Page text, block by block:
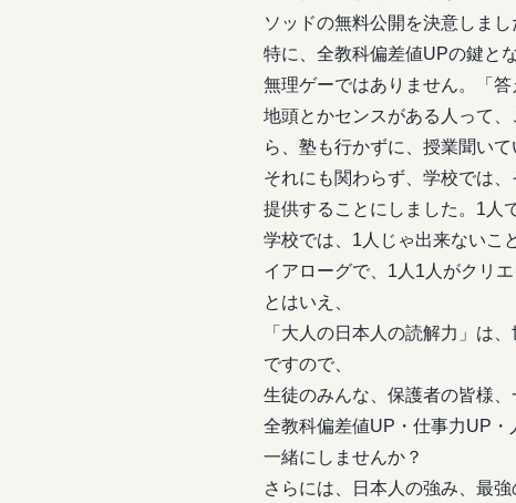
ソッドの無料公開を決意しまし
特に、全教科偏差値UPの鍵と
無理ゲーではありません。「
地頭とかセンスがある人って
ら、塾も行かずに、授業聞い
それにも関わらず、学校では
提供することにしました。1人
学校では、1人じゃ出来ないこ
イアローグで、1人1人がクリ
とはいえ、
「大人の日本人の読解力」は
ですので、
生徒のみんな、保護者の皆様
全教科偏差値UP・仕事力UP・
一緒にしませんか？
さらには、日本人の強み、最